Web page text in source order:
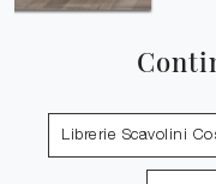
Librerie Scavolini